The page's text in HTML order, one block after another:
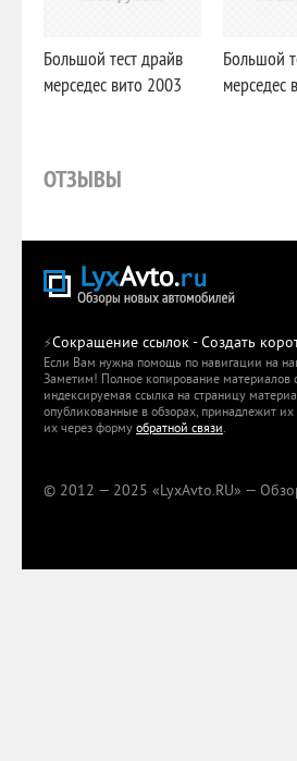
Большой тест драйв
мерседес вито 2003
Большой
мерседес
ОТЗЫВЫ
⚡Сокращение ссылок - Создать
Если Вам нужна помощь по навигации на
Заметим! Полное копирование материалов
индексируемая ссылка на страницу
опубликованные в обзорах, принадлежит
их через форму обратной связи.
© 2012 — 2025 «LyxAvto.RU» —